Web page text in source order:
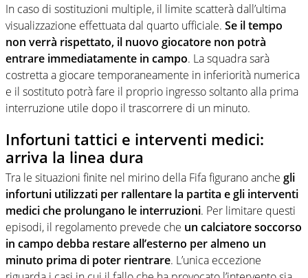
In caso di sostituzioni multiple, il limite scatterà dall’ultima
visualizzazione effettuata dal quarto ufficiale. Se il tempo
non verrà rispettato, il nuovo giocatore non potrà
entrare immediatamente in campo. La squadra sarà
costretta a giocare temporaneamente in inferiorità numerica
e il sostituto potrà fare il proprio ingresso soltanto alla prima
interruzione utile dopo il trascorrere di un minuto.
Infortuni tattici e interventi medici:
arriva la linea dura
Tra le situazioni finite nel mirino della Fifa figurano anche gli
infortuni utilizzati per rallentare la partita e gli interventi
medici che prolungano le interruzioni. Per limitare questi
episodi, il regolamento prevede che un calciatore soccorso
in campo debba restare all’esterno per almeno un
minuto prima di poter rientrare. L’unica eccezione